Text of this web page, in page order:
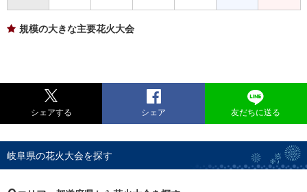
規模の大きな主要花火大会
シェアする シェア 友だちに送る
岐阜県の花火大会を探す